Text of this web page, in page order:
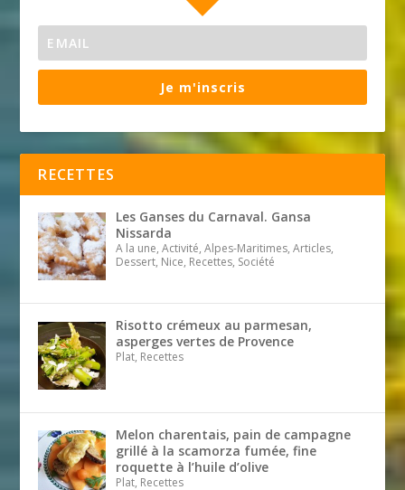
Je m'inscris
RECETTES
Les Ganses du Carnaval. Gansa
Nissarda
A la une, Activité, Alpes-Maritimes, Articles,
Dessert, Nice, Recettes, Société
Risotto crémeux au parmesan,
asperges vertes de Provence
Plat, Recettes
Melon charentais, pain de campagne
grillé à la scamorza fumée, fine
roquette à l’huile d’olive
Plat, Recettes